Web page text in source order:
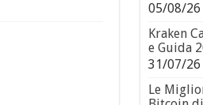
05/08/26
Kraken
e Guida
31/07/26
Le